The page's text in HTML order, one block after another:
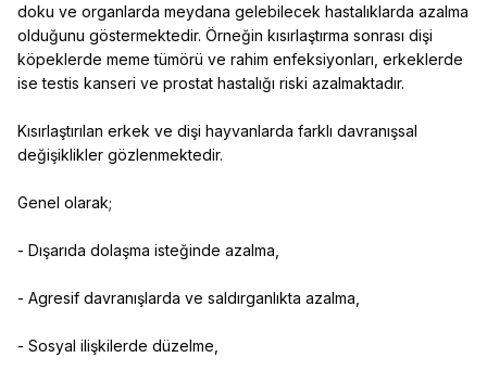
doku ve organlarda meydana gelebilecek hastalıklarda azalma
olduğunu göstermektedir. Örneğin kısırlaştırma sonrası dişi
köpeklerde meme tümörü ve rahim enfeksiyonları, erkeklerde
ise testis kanseri ve prostat hastalığı riski azalmaktadır.
Kısırlaştırılan erkek ve dişi hayvanlarda farklı davranışsal
değişiklikler gözlenmektedir.
Genel olarak;
- Dışarıda dolaşma isteğinde azalma,
- Agresif davranışlarda ve saldırganlıkta azalma,
- Sosyal ilişkilerde düzelme,